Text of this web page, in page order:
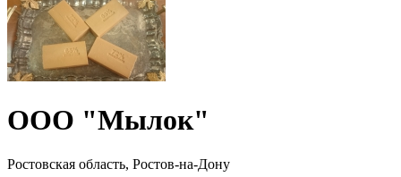
ООО "Мылок"
Ростовская область, Ростов-на-Дону